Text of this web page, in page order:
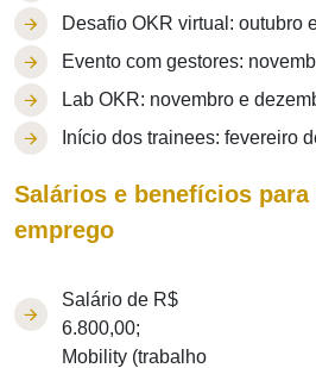
Desafio OKR virtual: outubro
Evento com gestores:
Lab OKR: novembro e
Início dos trainees: fevereiro
Salários e benefícios para
emprego
Salário de R$
6.800,00;
Mobility (trabalho